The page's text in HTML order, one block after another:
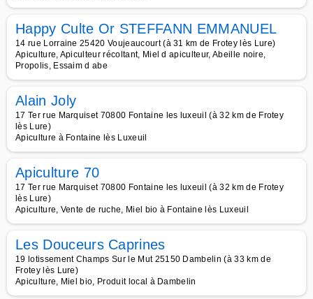
Happy Culte Or STEFFANN EMMANUEL
14 rue Lorraine 25420 Voujeaucourt (à 31 km de Frotey lès Lure)
Apiculture, Apiculteur récoltant, Miel d apiculteur, Abeille noire,
Propolis, Essaim d abe
Alain Joly
17 Ter rue Marquiset 70800 Fontaine les luxeuil (à 32 km de Frotey
lès Lure)
Apiculture à Fontaine lès Luxeuil
Apiculture 70
17 Ter rue Marquiset 70800 Fontaine les luxeuil (à 32 km de Frotey
lès Lure)
Apiculture, Vente de ruche, Miel bio à Fontaine lès Luxeuil
Les Douceurs Caprines
19 lotissement Champs Sur le Mut 25150 Dambelin (à 33 km de
Frotey lès Lure)
Apiculture, Miel bio, Produit local à Dambelin